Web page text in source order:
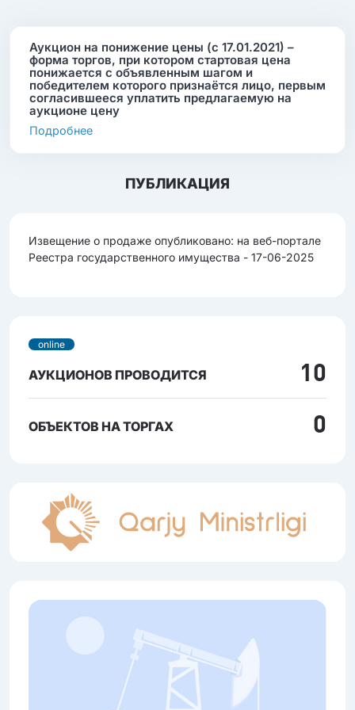
Аукцион на понижение цены (с 17.01.2021) –
форма торгов, при котором стартовая цена
понижается с объявленным шагом и
победителем которого признаётся лицо, первым
согласившееся уплатить предлагаемую на
аукционе цену
Подробнее
ПУБЛИКАЦИЯ
Извещение о продаже опубликовано: на веб-портале
Реестра государственного имущества - 17-06-2025
online
АУКЦИОНОВ ПРОВОДИТСЯ 10
ОБЪЕКТОВ НА ТОРГАХ 0